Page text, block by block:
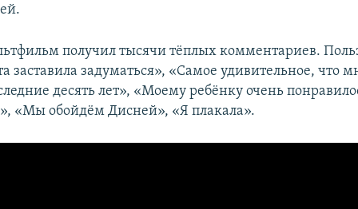
получил тысячи тёплых комментариев.
заставила задуматься», «Самое удивительное, что
десять лет», «Моему ребёнку очень
«Мы обойдём Дисней», «Я плакала».